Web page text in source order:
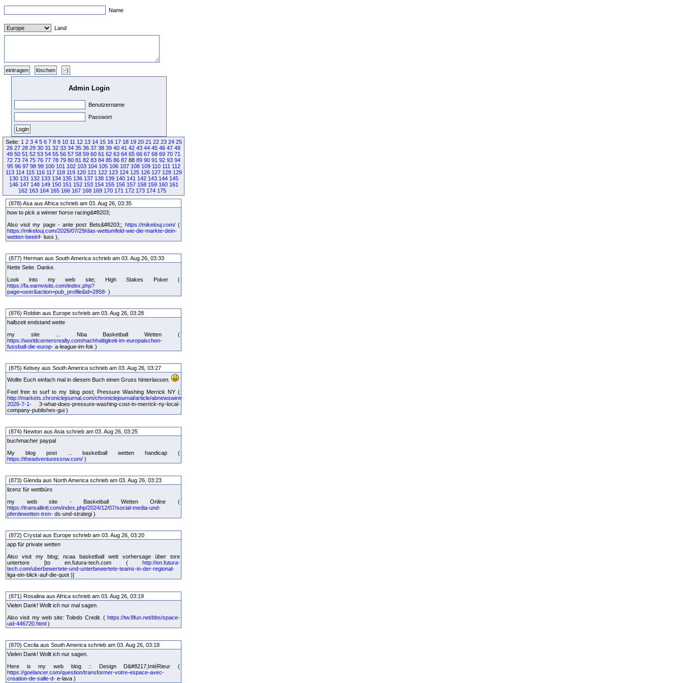
Name
Land
Admin Login
Benutzername
Passwort
Seite: 1 2 3 4 5 6 7 8 9 10 11 12 13 14 15 16 17 18 19 20 21 22 23 24 25
26 27 28 29 30 31 32 33 34 35 36 37 38 39 40 41 42 43 44 45 46 47 48
49 50 51 52 53 54 55 56 57 58 59 60 61 62 63 64 65 66 67 68 69 70 71
72 73 74 75 76 77 78 79 80 81 82 83 84 85 86 87 88 89 90 91 92 93 94
95 96 97 98 99 100 101 102 103 104 105 106 107 108 109 110 111 112
113 114 115 116 117 118 119 120 121 122 123 124 125 126 127 128 129
130 131 132 133 134 135 136 137 138 139 140 141 142 143 144 145
146 147 148 149 150 151 152 153 154 155 156 157 158 159 160 161
162 163 164 165 166 167 168 169 170 171 172 173 174 175
(878) Asa aus Africa schrieb am 03. Aug 26, 03:35
how to pick a winner horse racing&#8203;
Also visit my page - ante post Bets&#8203;; https://mikelouj.com/(
https://mikelouj.com/2026/07/29/das-wettumfeld-wie-die-markte-dein-
wetten-beeinf- luss ),
(877) Herman aus South America schrieb am 03. Aug 26, 03:33
Nette Seite. Danke.
Look into my web site; High Stakes Poker (
https://fa.earnvisits.com/index.php?
page=user&action=pub_profile&id=2858- )
(876) Robbin aus Europe schrieb am 03. Aug 26, 03:28
halbzeit endstand wette
my site ... Nba Basketball Wetten (
https://worldcornersrealty.com/nachhaltigkeit-im-europaischen-
fussball-die-europ- a-league-im-fok )
(875) Kelsey aus South America schrieb am 03. Aug 26, 03:27
Wollte Euch einfach mal in diesem Buch einen Gruss hinterlassen.
Feel free to surf to my blog post; Pressure Washing Merrick NY (
http://markets.chroniclejournal.com/chroniclejournal/article/abnewswire-
2026-7-1- 3-what-does-pressure-washing-cost-in-merrick-ny-local-
company-publishes-gui )
(874) Newton aus Asia schrieb am 03. Aug 26, 03:25
buchmacher paypal
My blog post ... basketball wetten handicap (
https://theadventuressnw.com/ )
(873) Glenda aus North America schrieb am 03. Aug 26, 03:23
lizenz für wettbüro
my web site - Basketball Wetten Online (
https://transallintl.com/index.php/2024/12/07/social-media-und-
pferdewetten-tren- ds-und-strategi )
(872) Crystal aus Europe schrieb am 03. Aug 26, 03:20
app für private wetten
Also visit my blog; ncaa basketball wett vorhersage über tore
untertore [to en.futura-tech.com ( http://en.futura-
tech.com/uberbewertete-und-unterbewertete-teams-in-der-regional-
liga-ein-blick-auf-die-quot )]
(871) Rosalina aus Africa schrieb am 03. Aug 26, 03:19
Vielen Dank! Wollt ich nur mal sagen.
Also visit my web site: Toledo Credit. ( https://tw.8fun.net/bbs/space-
uid-446720.html )
(870) Cecila aus South America schrieb am 03. Aug 26, 03:18
Vielen Dank! Wollt ich nur sagen.
Here is my web blog :: Design D&#8217;IntéRieur (
https://goelancer.com/question/transformer-votre-espace-avec-
creation-de-salle-d- e-lava )